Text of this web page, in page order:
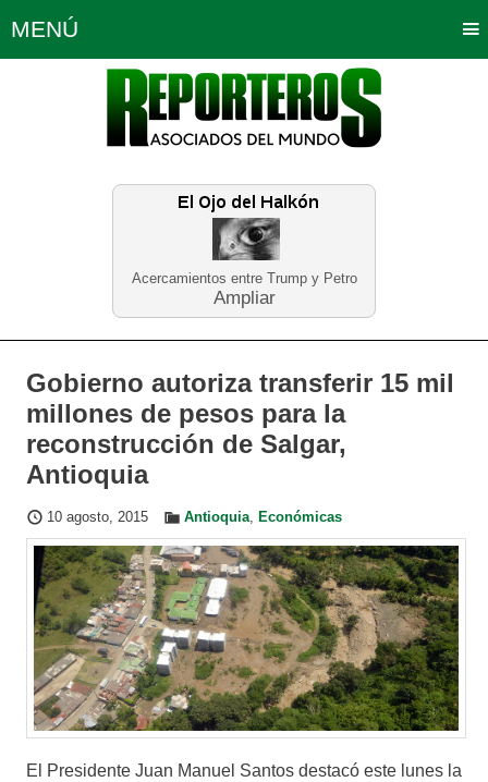
Acercamientos entre Trump y Petro
Ampliar
MENÚ
Política Opinión Bogotá
Planeta Tierra Deportes
Educación Neira
Gobierno autoriza transferir 15 mil
millones de pesos para la
reconstrucción de Salgar,
Antioquia
10 agosto, 2015 Antioquia, Económicas
El Presidente Juan Manuel Santos destacó este lunes la